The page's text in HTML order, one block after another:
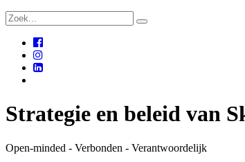
Strategie en beleid van
Open-minded - Verbonden - Verantwoordelijk